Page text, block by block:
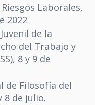
Laborales,
2022
de la
del Trabajo y
8 y 9 de
de Filosofía del
8 de julio.